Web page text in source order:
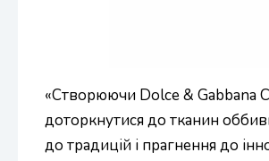
«Створюючи Dolce & Gabbana
доторкнутися до тканин
до традицій і прагнення до